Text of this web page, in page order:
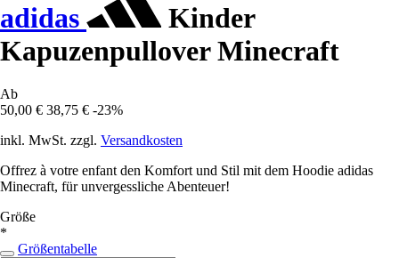
adidas
Kinder
Kapuzenpullover Minecraft
Ab
50,00 € 38,75 € -23%
inkl. MwSt. zzgl. Versandkosten
Offrez à votre enfant den Komfort und Stil mit dem Hoodie adidas
Minecraft, für unvergessliche Abenteuer!
Größe
*
Größentabelle